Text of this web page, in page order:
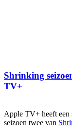
Shrinking
TV+
Apple TV+ heeft een
seizoen twee van